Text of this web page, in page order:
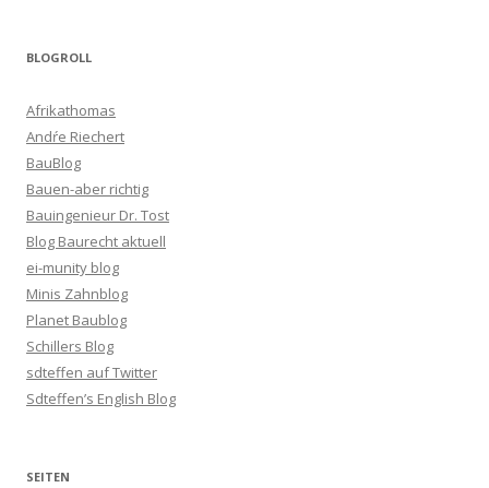
BLOGROLL
Afrikathomas
Andŕe Riechert
BauBlog
Bauen-aber richtig
Bauingenieur Dr. Tost
Blog Baurecht aktuell
ei-munity blog
Minis Zahnblog
Planet Baublog
Schillers Blog
sdteffen auf Twitter
Sdteffen’s English Blog
SEITEN